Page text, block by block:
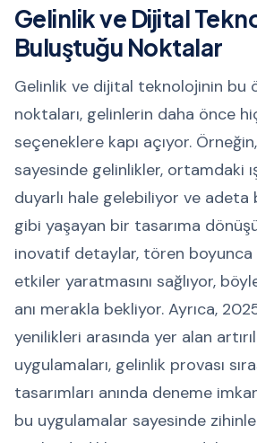
Gelinlik ve Dijital
Buluştuğu Noktalar
Gelinlik ve dijital teknolojinin bu
noktaları, gelinlerin daha önce
seçeneklere kapı açıyor.
sayesinde gelinlikler, ortamdaki
duyarlı hale gelebiliyor ve
gibi yaşayan bir tasarıma
inovatif detaylar, tören boyunca
etkiler yaratmasını sağlıyor,
anı merakla bekliyor. Ayrıca,
yenilikleri arasında yer alan
uygulamaları, gelinlik provası
tasarımları anında deneme
bu uygulamalar sayesinde